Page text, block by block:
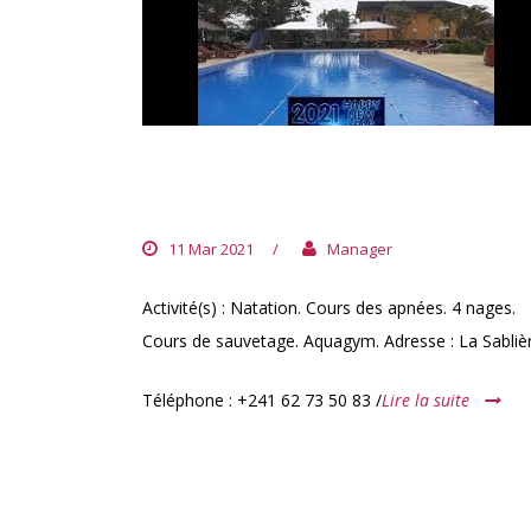
11 Mar 2021 / Manager
Activité(s) : Natation. Cours des apnées. 4 nages.
Cours de sauvetage. Aquagym. Adresse : La
Téléphone : +241 62 73 50 83 /Lire la suite